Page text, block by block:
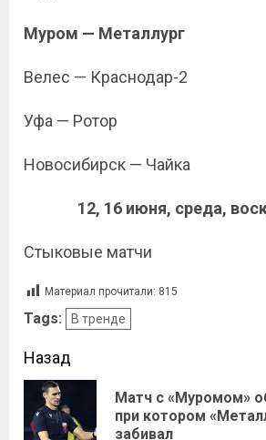
Муром — Металлург
Велес — Краснодар-2
Уфа — Ротор
Новосибирск — Чайка
12, 16 июня, среда,
Стыковые матчи
Материал прочитали: 815
Tags: В тренде
Назад
Матч с «Муромом»
при котором
забивал